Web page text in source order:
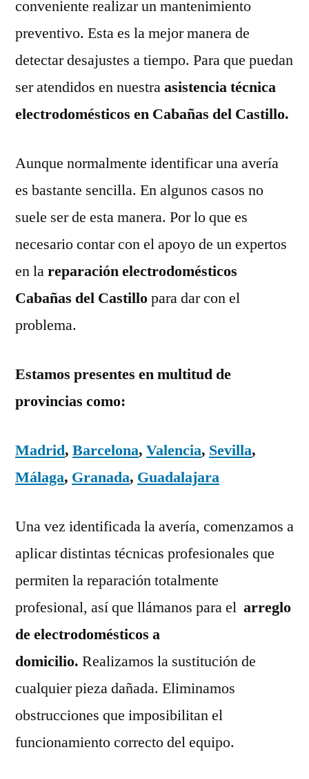
conveniente realizar un mantenimiento
preventivo. Esta es la mejor manera de
detectar desajustes a tiempo. Para que puedan
ser atendidos en nuestraasistencia técnica
electrodomésticos en Cabañas del Castillo.
Aunque normalmente identificar una avería
es bastante sencilla. En algunos casos no
suele ser de esta manera. Por lo que es
necesario contar con el apoyo de un expertos
en lareparación electrodomésticos
Cabañas del Castillopara dar con el
problema.
Estamos presentes en multitud de
provincias como:
Madrid, Barcelona, Valencia, Sevilla,
Málaga, Granada, Guadalajara
Una vez identificada la avería, comenzamos a
aplicar distintas técnicas profesionales que
permiten la reparación totalmente
profesional, así que llámanos para el arreglo
de electrodomésticos a
domicilio. Realizamos la sustitución de
cualquier pieza dañada. Eliminamos
obstrucciones que imposibilitan el
funcionamiento correcto del equipo.